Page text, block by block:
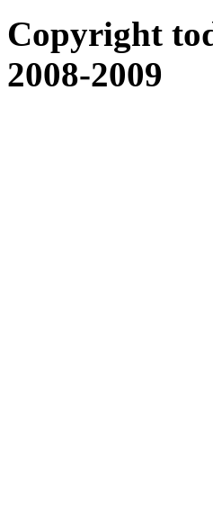
Copyright
2008-2009